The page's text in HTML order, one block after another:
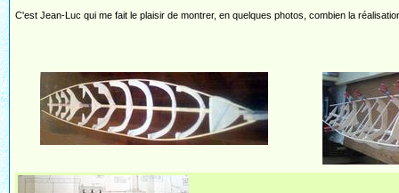
C'est Jean-Luc qui me fait le plaisir de montrer, en quelques photos, combien la